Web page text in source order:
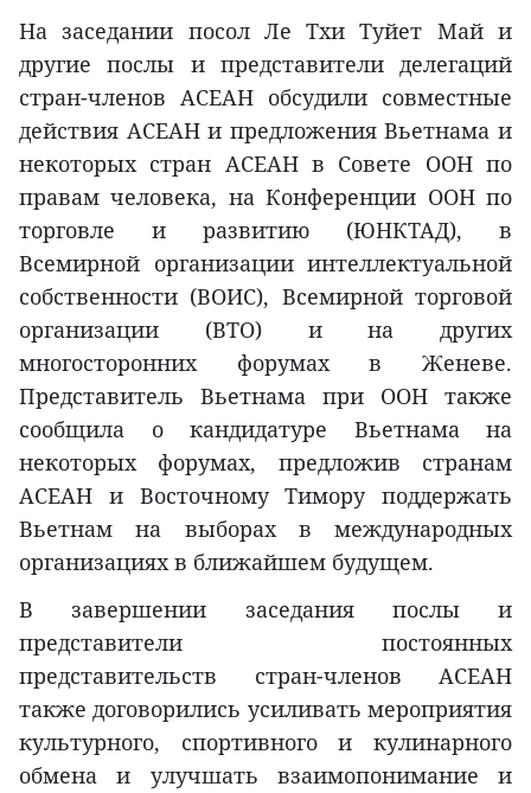
На заседании посол Ле Тхи Туйет Май и
другие послы и представители делегаций
стран-членов АСЕАН обсудили совместные
действия АСЕАН и предложения Вьетнама и
некоторых стран АСЕАН в Совете ООН по
правам человека, на Конференции ООН по
торговле и развитию (ЮНКТАД), в
Всемирной организации интеллектуальной
собственности (ВОИС), Всемирной торговой
организации (ВТО) и на других
многосторонних форумах в Женеве.
Представитель Вьетнама при ООН также
сообщила о кандидатуре Вьетнама на
некоторых форумах, предложив странам
АСЕАН и Восточному Тимору поддержать
Вьетнам на выборах в международных
организациях в ближайшем будущем.
В завершении заседания послы и
представители постоянных
представительств стран-членов АСЕАН
также договорились усиливать мероприятия
культурного, спортивного и кулинарного
обмена и улучшать взаимопонимание и